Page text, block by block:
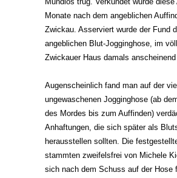
Monate nach dem angeblichen
Zwickau. Asserviert wurde der Fund
angeblichen Blut-Jogginghose, im
Zwickauer Haus damals
Augenscheinlich fand man auf der
ungewaschenen Jogginghose (ab
des Mordes bis zum Auffinden)
Anhaftungen, die sich später als
herausstellen sollten. Die
stammten zweifelsfrei von Michele
sich nach dem Schuss auf der Hose